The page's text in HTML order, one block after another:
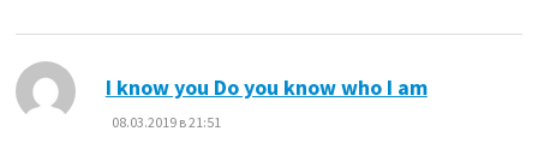
I know you Do you know who I am:
08.03.2019 в 21:51